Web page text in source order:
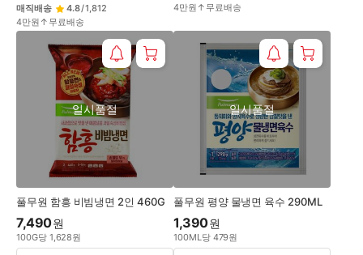
매직배송 4.8/1,812
4만원↑무료배송
4만원↑무료배송
풀무원 함흥 비빔냉면 2인 460G
일시품절
7,490원
100G당 1,628원
풀무원 평양 물냉면 육수 290ML
일시품절
1,390원
100ML당 479원